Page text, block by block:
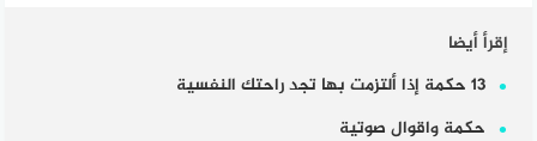
إقرأ أيضا
13 حكمة إذا ألتزمت بها تجد راحتك النفسية
حكمة واقوال صوتية